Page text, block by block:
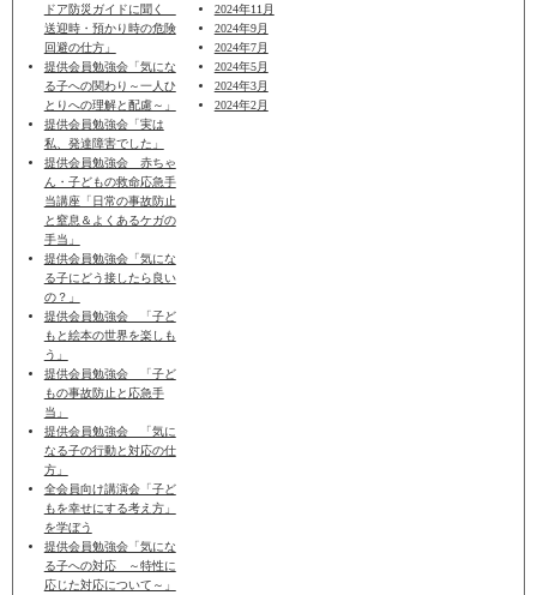
ドア防災ガイドに聞く
送迎時・預かり時の危険
回避の仕方」
提供会員勉強会「気にな
る子への関わり～一人ひ
とりへの理解と配慮～」
提供会員勉強会「実は
私、発達障害でした」
提供会員勉強会 赤ちゃ
ん・子どもの救命応急手
当講座「日常の事故防止
と窒息＆よくあるケガの
手当」
提供会員勉強会「気にな
る子にどう接したら良い
の？」
提供会員勉強会 「子ど
もと絵本の世界を楽しも
う」
提供会員勉強会 「子ど
もの事故防止と応急手
当」
提供会員勉強会 「気に
なる子の行動と対応の仕
方」
全会員向け講演会「子ど
もを幸せにする考え方」
を学ぼう
提供会員勉強会「気にな
る子への対応 ～特性に
応じた対応について～」
2024年11月
2024年9月
2024年7月
2024年5月
2024年3月
2024年2月